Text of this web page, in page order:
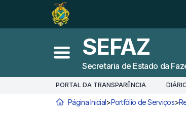
Ir para a
Busca 2
Abrir menu principal
SEFAZ
Secretaria de Estado da
PORTAL DA TRANSPARÊNCIA
Você está aqui:
Página Inicial>Portfólio de Serviços>